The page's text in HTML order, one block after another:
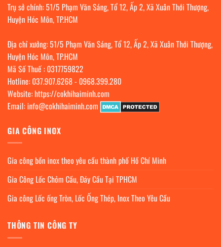
Trụ sở chính: 51/5 Phạm Văn Sáng, Tổ 12, Ấp 2, Xã Xuân Thới Thượng,
Huyện Hóc Môn, TP.HCM
Địa chỉ xưởng: 51/5 Phạm Văn Sáng, Tổ 12, Ấp 2, Xã Xuân Thới Thượng,
Huyện Hóc Môn, TP.HCM
Mã Số Thuế : 0317759822
Hotline: 037.907.6268- 0968.399.280
Website: https://cokhihaiminh.com
Email: info@cokhihaiminh.com
GIA CÔNG INOX
Gia công bồn inox theo yêu cầu thành phố Hồ Chí Minh
Gia Công Lốc Chỏm Cầu, Đáy Cầu Tại TPHCM
Gia công Lốc ống Tròn, Lốc Ống Thép, Inox Theo Yêu Cầu
THÔNG TIN CÔNG TY